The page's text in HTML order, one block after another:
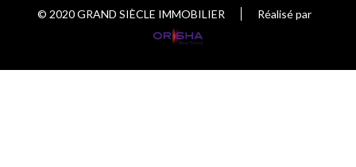
© 2020 GRAND SIÈCLE IMMOBILIER Réalisé par